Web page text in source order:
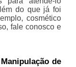
do que já foi
cosmético
fale conosco e
de